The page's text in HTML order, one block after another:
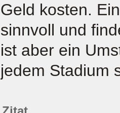
Geld kosten.
sinnvoll und
ist aber ein
jedem Stadium